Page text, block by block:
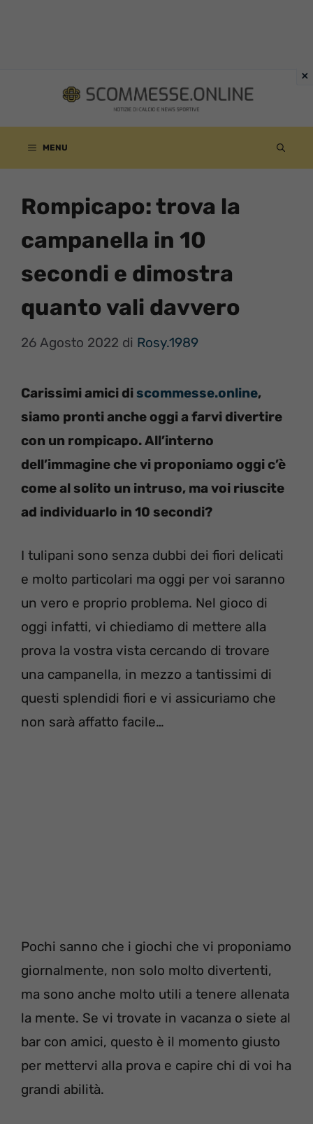
contenuto
MENU
Rompicapo: trova la
campanella in 10
secondi e dimostra
quanto vali davvero
26 Agosto 2022 di Rosy.1989
Carissimi amici discommesse.online,
siamo pronti anche oggi a farvi divertire
con un rompicapo. All’interno
dell’immagine che vi proponiamo oggi c’è
come al solito un intruso, ma voi riuscite
ad individuarlo in 10 secondi?
I tulipani sono senza dubbi dei fiori delicati
e molto particolari ma oggi per voi saranno
un vero e proprio problema. Nel gioco di
oggi infatti, vi chiediamo di mettere alla
prova la vostra vista cercando di trovare
una campanella, in mezzo a tantissimi di
questi splendidi fiori e vi assicuriamo che
non sarà affatto facile…
Pochi sanno che i giochi che vi proponiamo
giornalmente, non solo molto divertenti,
ma sono anche molto utili a tenere allenata
la mente. Se vi trovate in vacanza o siete al
bar con amici, questo è il momento giusto
per mettervi alla prova e capire chi di voi ha
grandi abilità.